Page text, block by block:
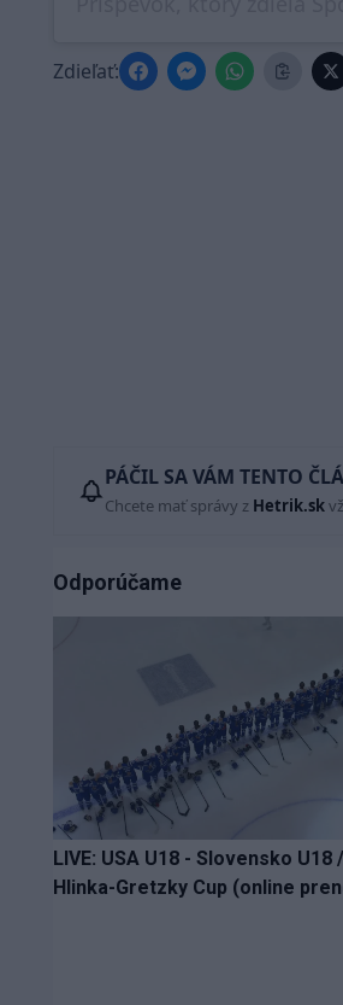
Zdieľať:
PÁČIL SA VÁM TENTO
Chcete mať správy z Hetrik.sk
Odporúčame
LIVE: USA U18 - Slovensko U18 /
Hlinka-Gretzky Cup (online